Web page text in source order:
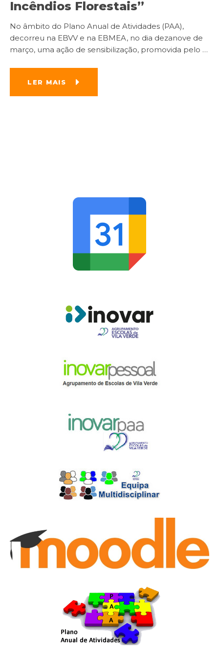
Incêndios Florestais”
No âmbito do Plano Anual de Atividades (PAA),
decorreu na EBVV e na EBMEA, no dia dezanove de
março, uma ação de sensibilização, promovida pelo …
LER MAIS